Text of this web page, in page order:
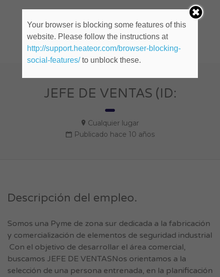
JEFE DE VENTAS (ID:
Cualquier lugar
Publicado hace 10 años
Descripción del empleo.
Somos una Pyme de zona sur dedicada a la fabricación
y comercialización de elementos de seguridad industrial
Con el objetivo de desarrollar el área comercial,
buscamos JEFE DE VENTASNos orientamos a la
selección de una persona entrenada, en la planificación
Your browser is blocking some features of this
website. Please follow the instructions at
http://support.heateor.com/browser-blocking-
social-features/to unblock these.